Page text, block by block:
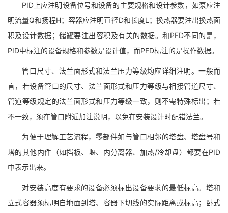
PID上应注明设备位号和设备的主要规格和设计参数，如泵应注
明流量Q和扬程H；容器应注明直径D和长度L；换热器要注出换热面
积及设计数据；储罐要注出容积及有关的数据。和PFD不同的是，
PID中标注的设备规格和参数是设计值，而PFD标注的是操作数据。
管口尺寸、法兰面形式和法兰压力等级均应详细注明。一般而
言，若设备管口的尺寸、法兰面形式和压力等级与相接管道尺寸、
管道等级规定的法兰面形式和压力等级一致，则不需特殊标出；若
不一致，须在管口附近加注说明，以免在安装设计时配错法兰。
为便于理解工艺流程，零部件如与管口相邻的塔盘、塔盘号和
塔的其他内件（如挡板、堰、内分离器、加热/冷却盘）都要在PID
中表示出来。
对安装高度有要求的设备必须标出设备要求的最低标高。塔和
立式容器须标明自地面到塔、容器下切线的实际距离或标高；卧式